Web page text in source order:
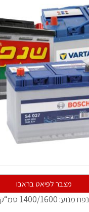
מצבר לפיאט בראבו
נפח מנוע: 1400/1600 סמ“ק